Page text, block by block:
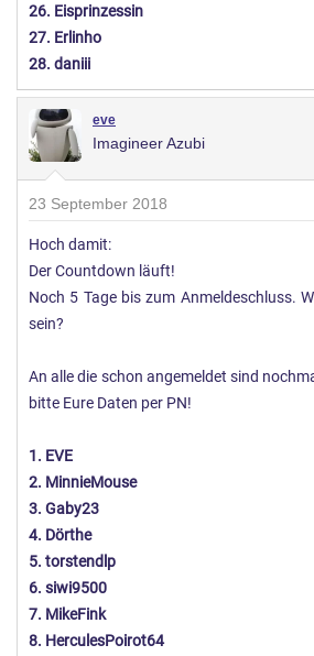
26. Eisprinzessin
27. Erlinho
28. daniii
eve
Imagineer Azubi
23 September 2018
Hoch damit:
Der Countdown läuft!
Noch 5 Tage bis zum Anmeldeschluss.
sein?
An alle die schon angemeldet sind
bitte Eure Daten per PN!
1. EVE
2. MinnieMouse
3. Gaby23
4. Dörthe
5. torstendlp
6. siwi9500
7. MikeFink
8. HerculesPoirot64